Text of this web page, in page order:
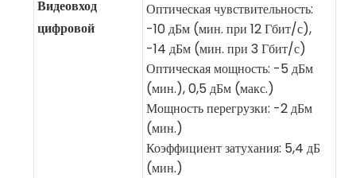
Видеовход
цифровой
Оптическая чувствительность:
-10 дБм (мин. при 12 Гбит/с),
-14 дБм (мин. при 3 Гбит/с)
Оптическая мощность: -5 дБм
(мин.), 0,5 дБм (макс.)
Мощность перегрузки: -2 дБм
(мин.)
Коэффициент затухания: 5,4 дБ
(мин.)